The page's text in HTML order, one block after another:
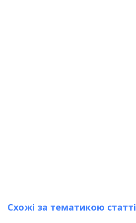
Схожі за тематикою статті